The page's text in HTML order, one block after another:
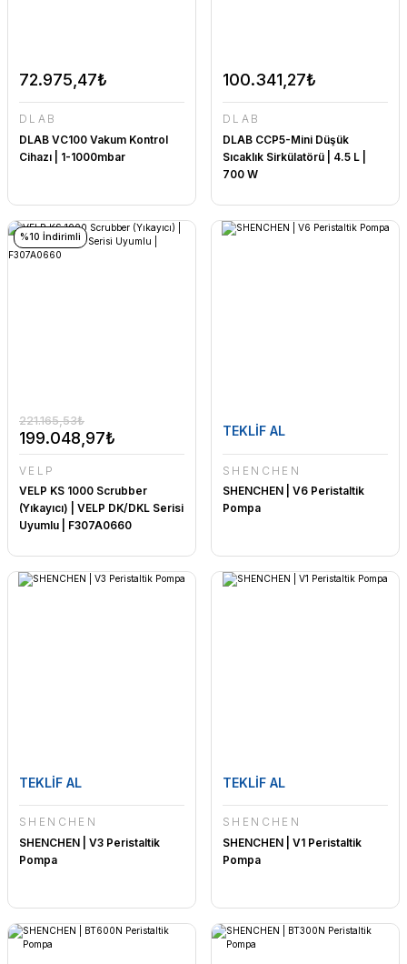
72.975,47₺
DLAB
DLAB VC100 Vakum Kontrol
Cihazı | 1-1000mbar
100.341,27₺
DLAB
DLAB CCP5-Mini Düşük
Sıcaklık Sirkülatörü | 4.5 L |
700 W
%10 İndirimli
199.048,97₺
221.165,53₺
VELP
VELP KS 1000 Scrubber
(Yıkayıcı) | VELP DK/DKL Serisi
Uyumlu | F307A0660
TEKLİF AL
SHENCHEN
SHENCHEN | V6 Peristaltik
Pompa
TEKLİF AL
SHENCHEN
SHENCHEN | V3 Peristaltik
Pompa
TEKLİF AL
SHENCHEN
SHENCHEN | V1 Peristaltik
Pompa